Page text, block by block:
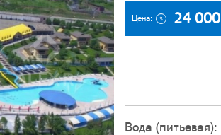
Цена: 24 000
Вода (питьевая):